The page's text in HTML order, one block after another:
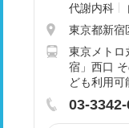
代謝内科
東京都新宿
東京メトロ
宿」西口
ども利用
03-